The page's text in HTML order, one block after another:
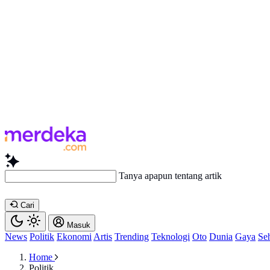
Tanya apapun tentang artikel ini...
Cari
Masuk
News Politik Ekonomi Artis Trending Teknologi Oto Dunia Gaya
Home
Politik